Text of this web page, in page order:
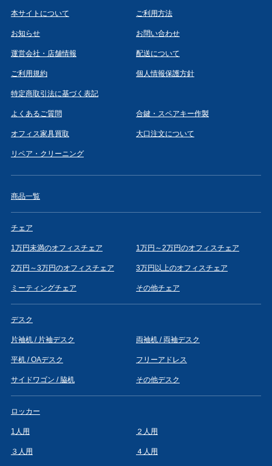
本サイトについて ご利用方法
お知らせ お問い合わせ
運営会社・店舗情報 配送について
ご利用規約 個人情報保護方針
特定商取引法に基づく表記
よくあるご質問 合鍵・スペアキー作製
オフィス家具買取 大口注文について
リペア・クリーニング
商品一覧
チェア
1万円未満のオフィスチェア 1万円～2万円のオフィスチェア
2万円～3万円のオフィスチェア 3万円以上のオフィスチェア
ミーティングチェア その他チェア
デスク
片袖机 / 片袖デスク 両袖机 / 両袖デスク
平机 / OAデスク フリーアドレス
サイドワゴン / 脇机 その他デスク
ロッカー
1人用 ２人用
３人用 ４人用